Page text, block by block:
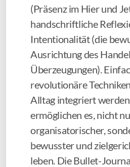
(Präsenz im Hier und
handschriftliche
Intentionalität (die
Ausrichtung des
Überzeugungen).
revolutionäre
Alltag integriert
ermöglichen es, nicht
organisatorischer,
bewusster und
leben. Die Bullet-
Für Performers, Vielbeschäftigte &
Für Sport: MSPE (Mindful Sport
Enhancement)
• BULLET JOURNAL (BuJo)
Für Chaoten oder
Journal
Bullet Journal Junior: Outdoor BuJo